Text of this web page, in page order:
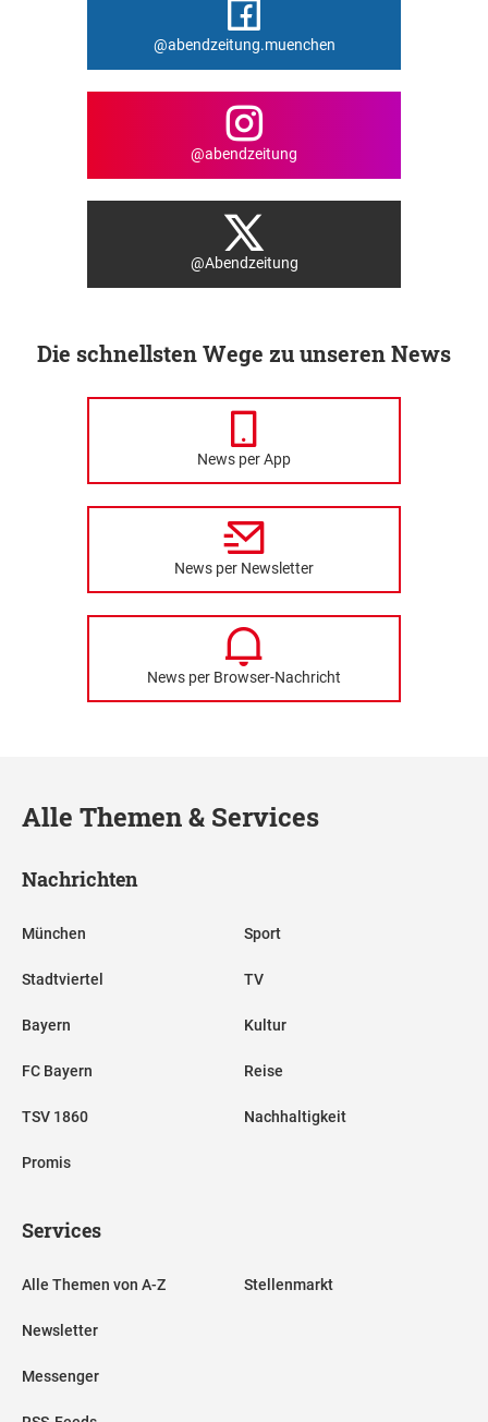
@abendzeitung.muenchen
@abendzeitung
@Abendzeitung
Die schnellsten Wege zu unseren News
News per App
News per Newsletter
News per Browser-Nachricht
Alle Themen & Services
Nachrichten
München
Stadtviertel
Bayern
FC Bayern
TSV 1860
Promis
Sport
TV
Kultur
Reise
Nachhaltigkeit
Services
Alle Themen von A-Z
Newsletter
Messenger
Stellenmarkt